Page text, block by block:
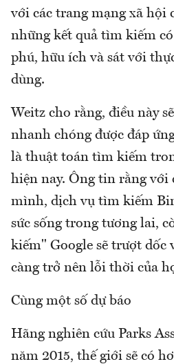
với các trang mạng xã hội
những kết quả tìm kiếm
phú, hữu ích và sát với
dùng.
Weitz cho rằng, điều này
nhanh chóng được đáp
là thuật toán tìm kiếm
hiện nay. Ông tin rằng với
mình, dịch vụ tìm kiếm
sức sống trong tương lai,
kiếm" Google sẽ trượt dốc
càng trở nên lỗi thời của
Cùng một số dự báo
Hãng nghiên cứu Parks
năm 2015, thế giới sẽ có